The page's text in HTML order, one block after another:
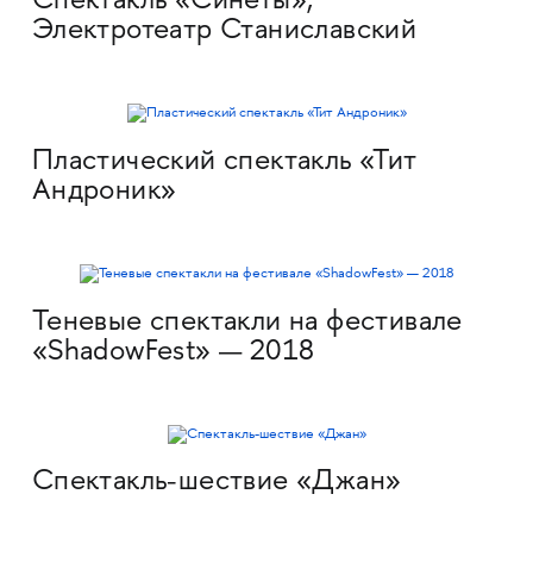
Электротеатр Станиславский
Пластический спектакль «Тит
Андроник»
Теневые спектакли на фестивале
«ShadowFest» — 2018
Спектакль-шествие «Джан»